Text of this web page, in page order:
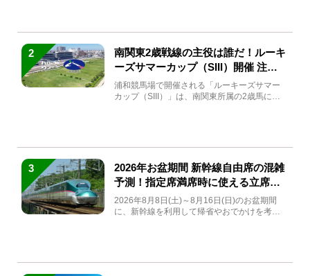
2
南関東2歳戦線の主役は誰だ！ルーキ
ーズサマーカップ（SIII）開催 注目
馬と見どころをチェック
浦和競馬場で開催される「ルーキーズサマー
カップ（SIII）」は、南関東所属の2歳馬によ
3
2026年お盆期間 新幹線自由席の混雑
予測！指定席満席時に使える立席特
急券も解説
2026年8月8日(土)～8月16日(日)のお盆期間
に、新幹線を利用して帰省やおでかけを考え